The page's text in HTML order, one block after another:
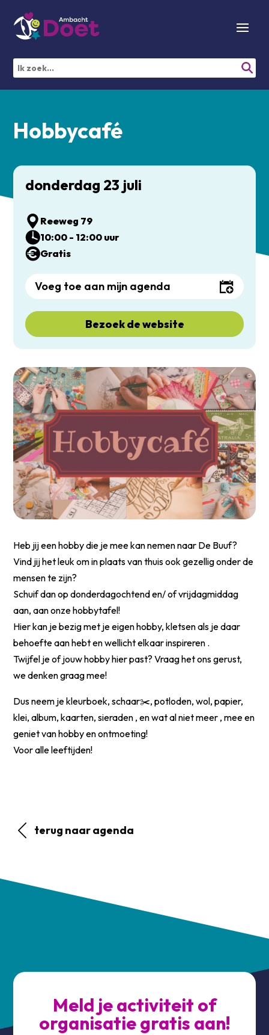
Hobbycafé
Heb jij een hobby die je mee kan nemen naar De Buuf?
Vind jij het leuk om in plaats van thuis ook gezellig onder de
mensen te zijn?
Schuif dan op donderdagochtend en/ of vrijdagmiddag
aan, aan onze hobbytafel!
Hier kan je bezig met je eigen hobby, kletsen als je daar
behoefte aan hebt en wellicht elkaar inspireren .
Twijfel je of jouw hobby hier past? Vraag het ons gerust,
we denken graag mee!
Dus neem je kleurboek, schaar✂️, potloden, wol, papier,
klei, album, kaarten, sieraden , en wat al niet meer , mee en
geniet van hobby en ontmoeting!
Voor alle leeftijden!
terug naar agenda
donderdag 23 juli
Reeweg 79
10:00 - 12:00 uur
Gratis
Voeg toe aan mijn agenda
Bezoek de website
Meld je activiteit of
organisatie gratis aan!